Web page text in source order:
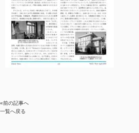
«前の記事へ
一覧へ戻る